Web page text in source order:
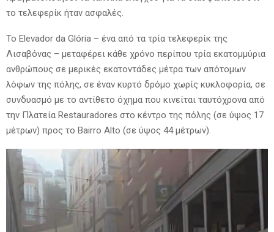
το τελεφερίκ ήταν ασφαλές.
Το Elevador da Glória – ένα από τα τρία τελεφερίκ της
Λισαβόνας – μεταφέρει κάθε χρόνο περίπου τρία εκατομμύρια
ανθρώπους σε μερικές εκατοντάδες μέτρα των απότομων
λόφων της πόλης, σε έναν κυρτό δρόμο χωρίς κυκλοφορία, σε
συνδυασμό με το αντίθετο όχημα που κινείται ταυτόχρονα από
την Πλατεία Restauradores στο κέντρο της πόλης (σε ύψος 17
μέτρων) προς το Bairro Alto (σε ύψος 44 μέτρων).